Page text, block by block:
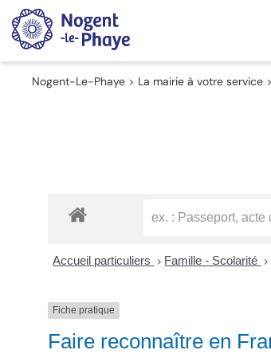
Passer
au
contenu
Nogent-Le-Phaye > La mairie à votre service >
Accueil particuliers > Famille - Scolarité >
Fiche pratique
Faire reconnaître en